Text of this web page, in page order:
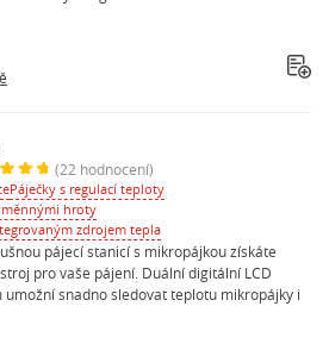
(22 hodnocení)
Páječky s regulací teploty
hroty
zdrojem tepla
pájecí stanicí s mikropájkou získáte
pro vaše pájení. Duální digitální LCD
umožní snadno sledovat teplotu mikropájky i